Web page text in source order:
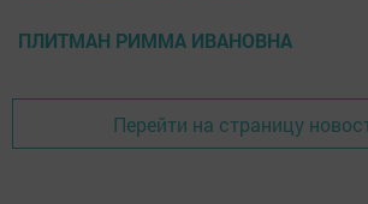
ПЛИТМАН РИММА ИВАНОВНА
Перейти на страницу